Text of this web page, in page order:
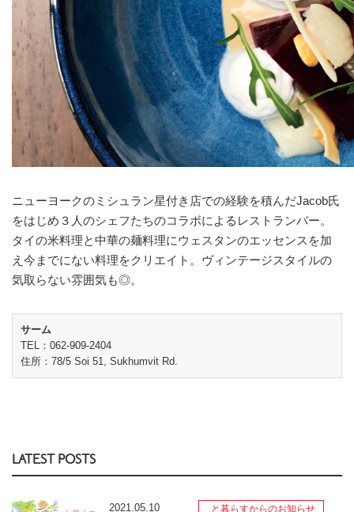
ニューヨークのミシュラン星付き店での経験を積んだJacob氏
をはじめ３人のシェフたちのコラボによるレストランバー。
タイの米料理と中華の麺料理にウェスタンのエッセンスを加
え今までにない料理をクリエイト。ヴィンテージスタイルの
気取らない雰囲気も◎。
サーム
TEL：062-909-2404
住所：78/5 Soi 51, Sukhumvit Rd.
LATEST POSTS
2021.05.10 と暮らすからのお知らせ